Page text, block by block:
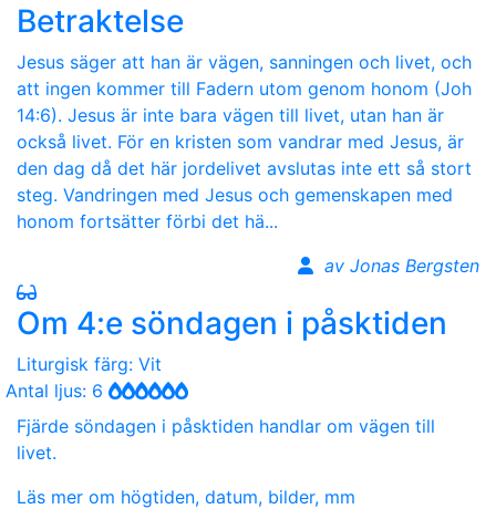
Betraktelse
Jesus säger att han är vägen, sanningen och livet, och
att ingen kommer till Fadern utom genom honom (Joh
14:6). Jesus är inte bara vägen till livet, utan han är
också livet. För en kristen som vandrar med Jesus, är
den dag då det här jordelivet avslutas inte ett så stort
steg. Vandringen med Jesus och gemenskapen med
honom fortsätter förbi det hä...
av Jonas Bergsten
Om 4:e söndagen i påsktiden
Liturgisk färg: Vit
Antal ljus: 6
Fjärde söndagen i påsktiden handlar om vägen till
livet.
Läs mer om högtiden, datum, bilder, mm